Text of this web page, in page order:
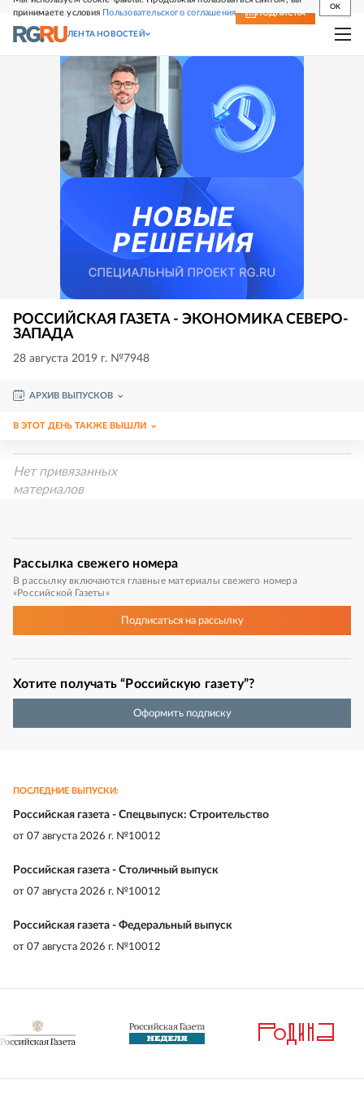
принимаете условия Пользовательского соглашения
OK
СВЕЖИЙ НОМЕР ПОДПИСКА
ЛЕНТА НОВОСТЕЙ
РОССИЙСКАЯ ГАЗЕТА - ЭКОНОМИКА СЕВЕРО-
ЗАПАДА
28 августа 2019 г. №7948
АРХИВ ВЫПУСКОВ
В ЭТОТ ДЕНЬ ТАКЖЕ ВЫШЛИ
Нет привязанных
материалов
Рассылка свежего номера
В рассылку включаются главные материалы свежего номера
«Российской Газеты»
Подписатьсяна рассылку
Хотите получать “Российскую газету”?
Оформить подписку
ПОСЛЕДНИЕ ВЫПУСКИ:
Российская газета - Спецвыпуск: Строительство
от 07 августа 2026 г. №10012
Российская газета - Столичный выпуск
от 07 августа 2026 г. №10012
Российская газета - Федеральный выпуск
от 07 августа 2026 г. №10012